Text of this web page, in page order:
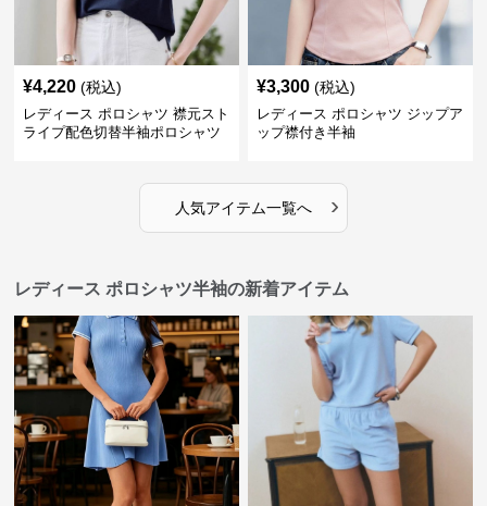
¥4,220 (税込)
レディース ポロシャツ 襟元スト
ライプ配色切替半袖ポロシャツ
¥3,300 (税込)
レディース ポロシャツ ジップア
ップ襟付き半袖
人気アイテム一覧へ ›
レディース ポロシャツ半袖の新着アイテム